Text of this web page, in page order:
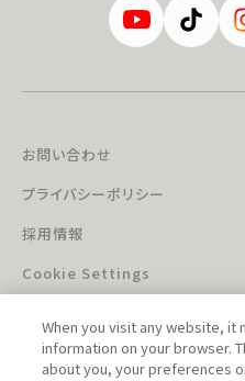
お問い合わせ
プライバシーポリシー
採用情報
Cookie Settings
When you visit any website,
information on your browser.
about you, your preferences